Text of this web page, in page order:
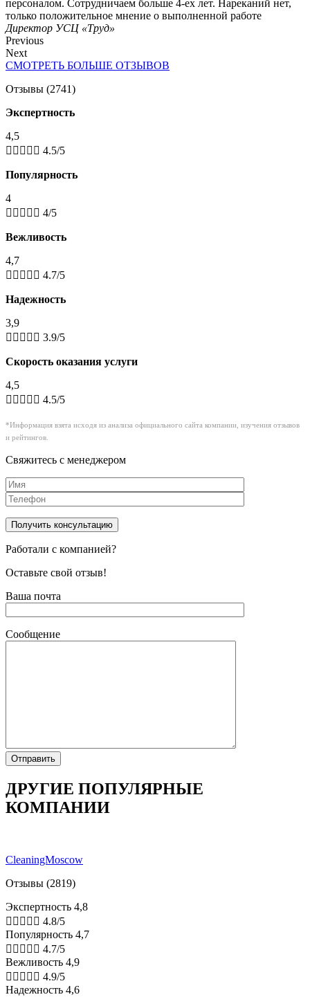
персоналом. Сотрудничаем больше 4-ех лет. Нареканий нет,
только положительное мнение о выполненной работе
Директор УСЦ «Труд»
Previous
Next
СМОТРЕТЬ БОЛЬШЕ ОТЗЫВОВ
Отзывы (2741)
Экспертность
4,5
     4.5/5
Популярность
4
     4/5
Вежливость
4,7
     4.7/5
Надежность
3,9
     3.9/5
Скорость оказания услуги
4,5
     4.5/5
*Информация взята исходя из анализа официального сайта компании, изучения отзывов
и рейтингов.
Свяжитесь с менеджером
Работали с компанией?
Оставьте свой отзыв!
Ваша почта
Сообщение
ДРУГИЕ ПОПУЛЯРНЫЕ
КОМПАНИИ
CleaningMoscow
Отзывы (2819)
Экспертность 4,8
     4.8/5
Популярность 4,7
     4.7/5
Вежливость 4,9
     4.9/5
Надежность 4,6